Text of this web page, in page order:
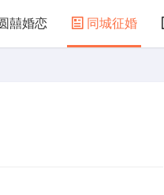
囍婚恋 同城征婚